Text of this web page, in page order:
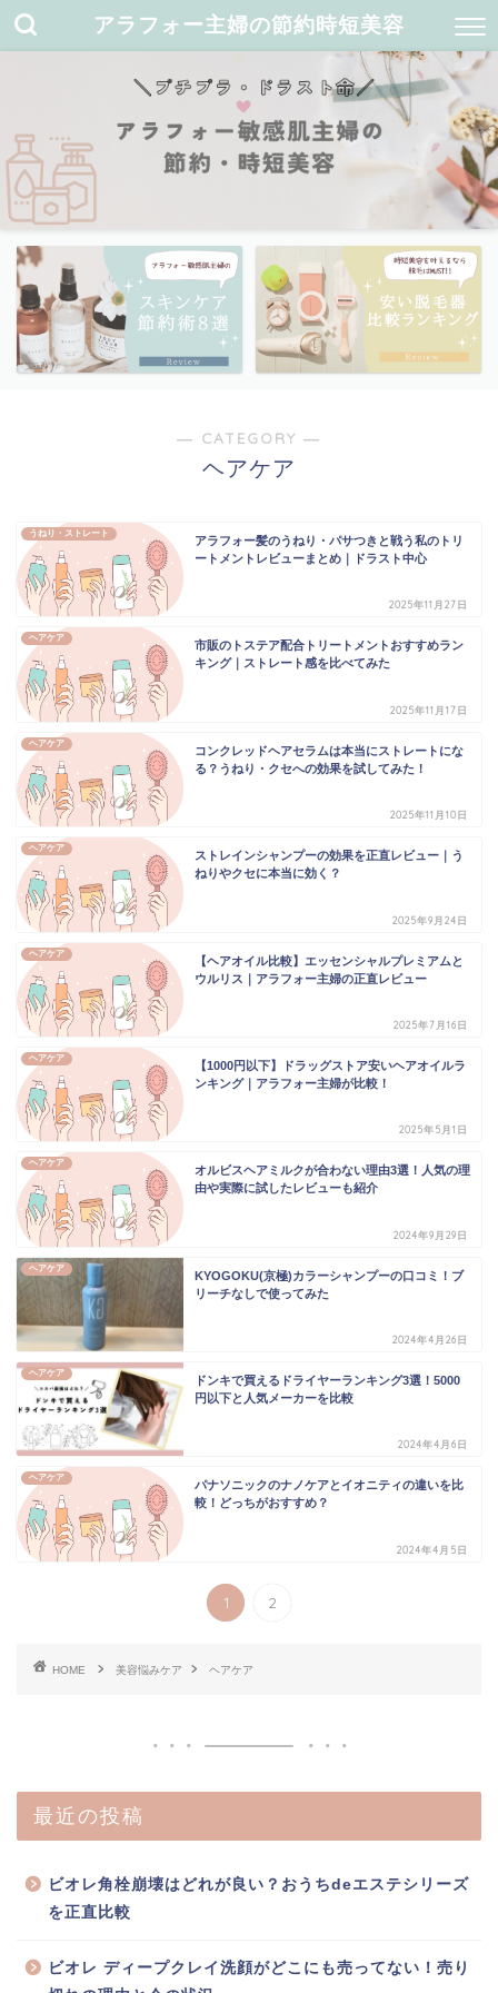
アラフォー主婦の節約時短美容
― CATEGORY ―
ヘアケア
うねり・ストレート
アラフォー髪のうねり・パサつきと戦う私のトリ
ートメントレビューまとめ｜ドラスト中心
2025年11月27日
ヘアケア
市販のトステア配合トリートメントおすすめラン
キング｜ストレート感を比べてみた
2025年11月17日
ヘアケア
コンクレッドヘアセラムは本当にストレートにな
る？うねり・クセへの効果を試してみた！
2025年11月10日
ヘアケア
ストレインシャンプーの効果を正直レビュー｜う
ねりやクセに本当に効く？
2025年9月24日
ヘアケア
【ヘアオイル比較】エッセンシャルプレミアムと
ウルリス｜アラフォー主婦の正直レビュー
2025年7月16日
ヘアケア
【1000円以下】ドラッグストア安いヘアオイルラ
ンキング｜アラフォー主婦が比較！
2025年5月1日
ヘアケア
オルビスヘアミルクが合わない理由3選！人気の理
由や実際に試したレビューも紹介
2024年9月29日
ヘアケア
KYOGOKU(京極)カラーシャンプーの口コミ！ブ
リーチなしで使ってみた
2024年4月26日
ヘアケア
ドンキで買えるドライヤーランキング3選！5000
円以下と人気メーカーを比較
2024年4月6日
ヘアケア
パナソニックのナノケアとイオニティの違いを比
較！どっちがおすすめ？
2024年4月5日
1 2
HOME 美容悩みケア ヘアケア
最近の投稿
ビオレ角栓崩壊はどれが良い？おうちdeエステシリーズ
を正直比較
ビオレ ディープクレイ洗顔がどこにも売ってない！売り